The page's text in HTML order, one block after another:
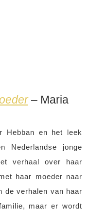
– Maria
Hebban en het leek
Nederlandse jonge
verhaal over haar
haar moeder naar
de verhalen van haar
maar er wordt